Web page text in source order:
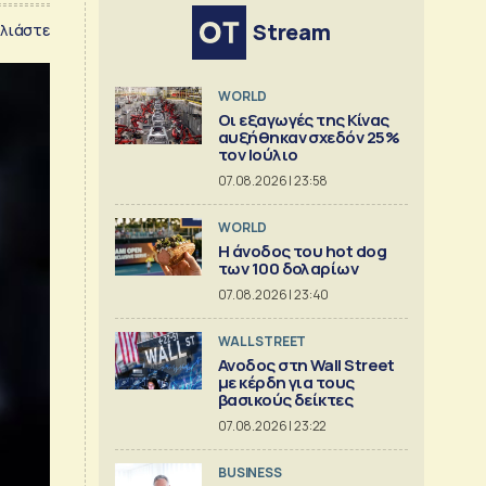
Stream
WORLD
Οι εξαγωγές της Κίνας
αυξήθηκαν σχεδόν 25%
τον Ιούλιο
07.08.2026 | 23:58
WORLD
Η άνοδος του hot dog
των 100 δολαρίων
07.08.2026 | 23:40
WALL STREET
Ανοδος στη Wall Street
με κέρδη για τους
βασικούς δείκτες
07.08.2026 | 23:22
BUSINESS